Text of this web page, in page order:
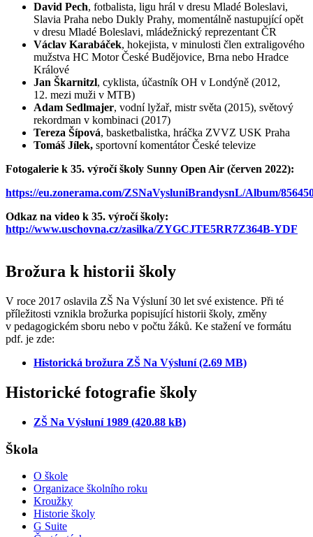
David Pech, fotbalista, ligu hrál v dresu Mladé Boleslavi,
Slavia Praha nebo Dukly Prahy, momentálně nastupující opět
v dresu Mladé Boleslavi, mládežnický reprezentant ČR
Václav Karabáček, hokejista, v minulosti člen extraligového
mužstva HC Motor České Budějovice, Brna nebo Hradce
Králové
Jan Škarnitzl, cyklista, účastník OH v Londýně (2012,
12. mezi muži v MTB)
Adam Sedlmajer, vodní lyžař, mistr světa (2015), světový
rekordman v kombinaci (2017)
Tereza Šípová, basketbalistka, hráčka ZVVZ USK Praha
Tomáš Jílek, sportovní komentátor České televize
Fotogalerie k 35. výročí školy Sunny Open Air (červen 2022):
https://eu.zonerama.com/ZSNaVysluniBrandysnL/Album/
Odkaz na video k 35. výročí školy:
http://www.uschovna.cz/zasilka/ZYGCJTE5RR7Z364B-YDF
Brožura k historii školy
V roce 2017 oslavila ZŠ Na Výsluní 30 let své existence. Při té
příležitosti vznikla brožurka popisující historii školy, změny
v pedagogickém sboru nebo v počtu žáků. Ke stažení ve formátu
pdf. je zde:
Historická brožura ZŠ Na Výsluní (2.69 MB)
Historické fotografie školy
ZŠ Na Výsluní 1989 (420.88 kB)
Škola
O škole
Organizace školního roku
Kroužky
Historie školy
G Suite